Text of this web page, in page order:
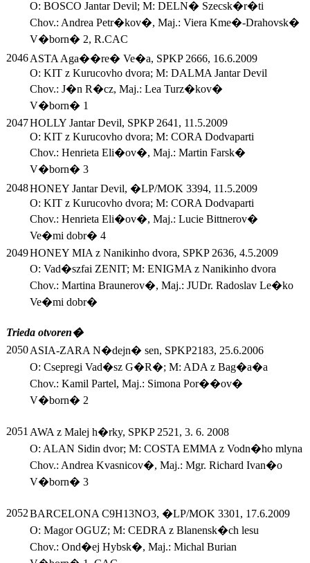
O: BOSCO Jantar Devil; M: DELN� Szecsk�r�ti
Chov.: Andrea Petr�kov�, Maj.: Viera Kme�-Drahovsk�
V�born� 2, R.CAC
2046ASTA Aga��re� Ve�a, SPKP 2666, 16.6.2009
O: KIT z Kurucovho dvora; M: DALMA Jantar Devil
Chov.: J�n R�cz, Maj.: Lea Turz�kov�
V�born� 1
2047HOLLY Jantar Devil, SPKP 2641, 11.5.2009
O: KIT z Kurucovho dvora; M: CORA Dodvaparti
Chov.: Henrieta Eli�ov�, Maj.: Martin Farsk�
V�born� 3
2048HONEY Jantar Devil, �LP/MOK 3394, 11.5.2009
O: KIT z Kurucovho dvora; M: CORA Dodvaparti
Chov.: Henrieta Eli�ov�, Maj.: Lucie Bittnerov�
Ve�mi dobr� 4
2049HONEY MIA z Nanikinho dvora, SPKP 2636, 4.5.2009
O: Vad�szfai ZENIT; M: ENIGMA z Nanikinho dvora
Chov.: Martina Braunerov�, Maj.: JUDr. Radoslav Le�ko
Ve�mi dobr�
Trieda otvoren�
2050ASIA-ZARA N�dejn� sen, SPKP2183, 25.6.2006
O: Csepregi Vad�sz G�R�; M: ADA z Bag�a�a
Chov.: Kamil Partel, Maj.: Simona Por��ov�
V�born� 2
2051AWA z Malej h�rky, SPKP 2521, 3. 6. 2008
O: ALAN Sidin dvor; M: COSTA EMMA z Vodn�ho mlyna
Chov.: Andrea Kvasnicov�, Maj.: Mgr. Richard Ivan�o
V�born� 3
2052BARCELONA C9H13NO3, �LP/MOK 3301, 17.6.2009
O: Magor OGUZ; M: CEDRA z Blanensk�ch lesu
Chov.: Ond�ej Hybsk�, Maj.: Michal Burian